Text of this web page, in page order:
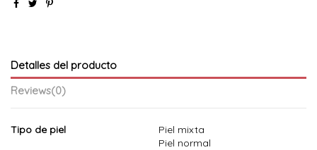
Detalles del producto
Reviews(0)
Tipo de piel
Piel mixta
Piel normal